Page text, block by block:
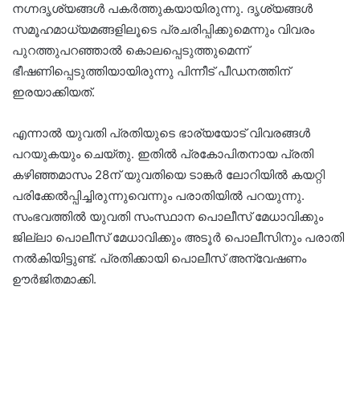
നഗ്നദൃശ്യങ്ങൾ പകർത്തുകയായിരുന്നു. ദൃശ്യങ്ങൾ
സമൂഹമാധ്യമങ്ങളിലൂടെ പ്രചരിപ്പിക്കുമെന്നും വിവരം
പുറത്തുപറഞ്ഞാൽ കൊലപ്പെടുത്തുമെന്ന്
ഭീഷണിപ്പെടുത്തിയായിരുന്നു പിന്നീട് പീഡനത്തിന്
ഇരയാക്കിയത്.
എന്നാല്‍ യുവതി പ്രതിയുടെ ഭാര്യയോട് വിവരങ്ങൾ
പറയുകയും ചെയ്തു. ഇതില്‍ പ്രകോപിതനായ പ്രതി
കഴിഞ്ഞമാസം 28ന് യുവതിയെ ടാങ്കർ ലോറിയിൽ കയറ്റി
പരിക്കേല്‍പ്പിച്ചിരുന്നുവെന്നും പരാതിയില്‍ പറയുന്നു.
സംഭവത്തിൽ യുവതി സംസ്ഥാന പൊലീസ് മേധാവിക്കും
ജില്ലാ പൊലീസ് മേധാവിക്കും അടൂർ പൊലീസിനും പരാതി
നൽകിയിട്ടുണ്ട്. പ്രതിക്കായി പൊലീസ് അന്വേഷണം
ഊർജിതമാക്കി.